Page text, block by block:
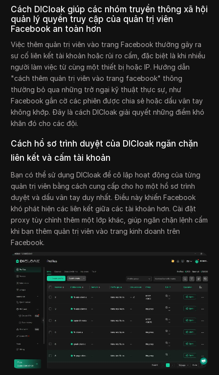
Cách DICloak giúp các nhóm truyền thông xã hội
quản lý quyền truy cập của quản trị viên
Facebook an toàn hơn
Việc thêm quản trị viên vào trang Facebook thường gây ra
sự cố liên kết tài khoản hoặc rủi ro cấm, đặc biệt là khi nhiều
người làm việc từ cùng một thiết bị hoặc IP. Hướng dẫn
"cách thêm quản trị viên vào trang facebook" thông
thường bỏ qua những trở ngại kỹ thuật thực sự, như
Facebook gắn cờ các phiên được chia sẻ hoặc dấu vân tay
không khớp. Đây là cách DICloak giải quyết những điểm khó
khăn đó cho các đội.
Cách hồ sơ trình duyệt của DICloak ngăn chặn
liên kết và cấm tài khoản
Bạn có thể sử dụng DICloak để cô lập hoạt động của từng
quản trị viên bằng cách cung cấp cho họ một hồ sơ trình
duyệt và dấu vân tay duy nhất. Điều này khiến Facebook
khó phát hiện các liên kết giữa các tài khoản hơn. Cài đặt
proxy tùy chỉnh thêm một lớp khác, giúp ngăn chặn lệnh cấm
khi bạn thêm quản trị viên vào trang kinh doanh trên
Facebook.